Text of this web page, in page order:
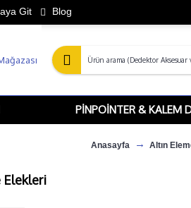
Git Blog
PINPOINTER & KALEM
Anasayfa Altın
Elekleri